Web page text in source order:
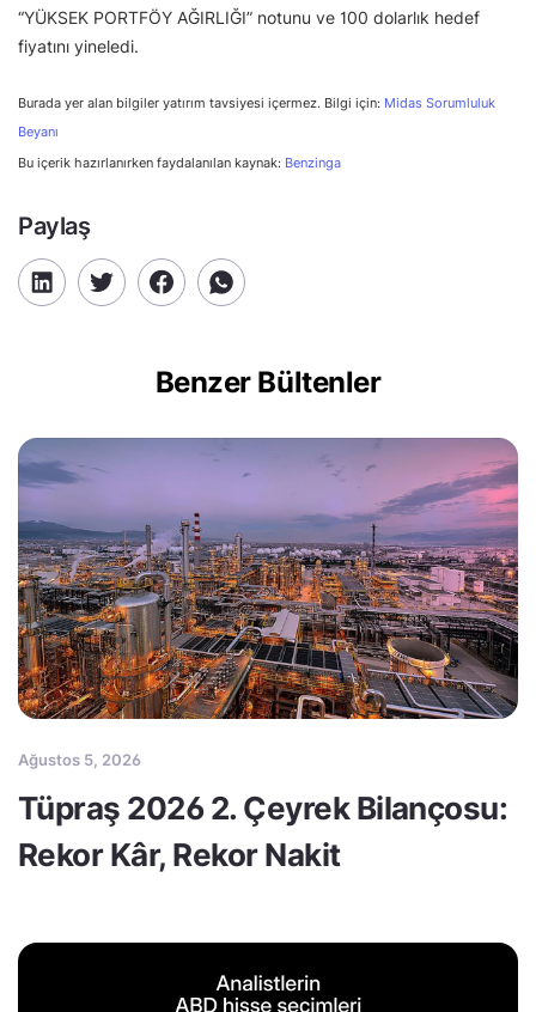
“YÜKSEK PORTFÖY AĞIRLIĞI” notunu ve 100 dolarlık hedef
fiyatını yineledi.
Burada yer alan bilgiler yatırım tavsiyesi içermez. Bilgi için: Midas Sorumluluk
Beyanı
Bu içerik hazırlanırken faydalanılan kaynak: Benzinga
Paylaş
Benzer Bültenler
Ağustos 5, 2026
Tüpraş 2026 2. Çeyrek Bilançosu:
Rekor Kâr, Rekor Nakit